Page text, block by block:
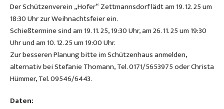
Der Schützenverein „Hofer“ Zettmannsdorf lädt am 19. 12. 25 um
18:30 Uhr zur Weihnachtsfeier ein.
Schießtermine sind am 19. 11. 25, 19:30 Uhr, am 26. 11. 25 um 19:30
Uhr und am 10. 12. 25 um 19:00 Uhr.
Zur besseren Planung bitte im Schützenhaus anmelden,
alternativ bei Stefanie Thomann, Tel. 0171/5653975 oder Christa
Hümmer, Tel. 09546/6443.
Daten: